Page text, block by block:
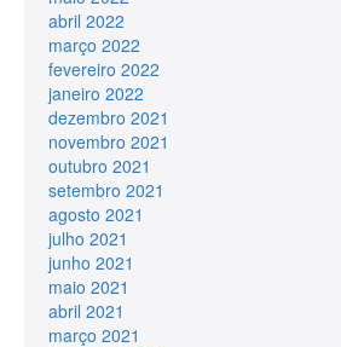
abril 2022
março 2022
fevereiro 2022
janeiro 2022
dezembro 2021
novembro 2021
outubro 2021
setembro 2021
agosto 2021
julho 2021
junho 2021
maio 2021
abril 2021
março 2021